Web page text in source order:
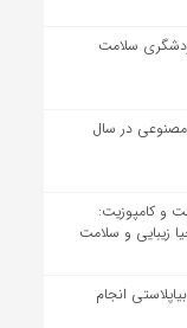
سلامت
در سال
و کامپوزیت:
زیبایی و سلامت
انجام